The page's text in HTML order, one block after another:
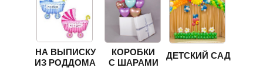
НА ВЫПИСКУ
ИЗ РОДДОМА
КОРОБКИ
С ШАРАМИ
ДЕТСКИЙ САД